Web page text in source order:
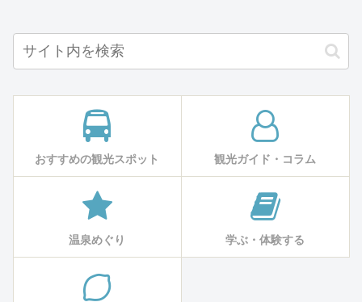
おすすめの観光スポット 観光ガイド・コラム
温泉めぐり 学ぶ・体験する